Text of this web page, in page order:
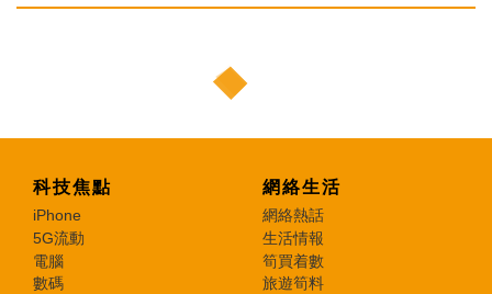
科技焦點
iPhone
5G流動
電腦
數碼
網絡生活
網絡熱話
生活情報
筍買着數
旅遊筍料